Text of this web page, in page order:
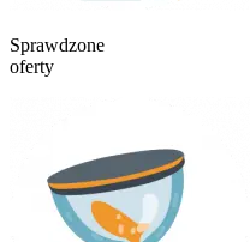
Sprawdzone
oferty